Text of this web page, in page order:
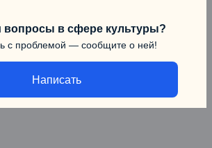
вопросы в сфере культуры?
с проблемой — сообщите о ней!
Написать